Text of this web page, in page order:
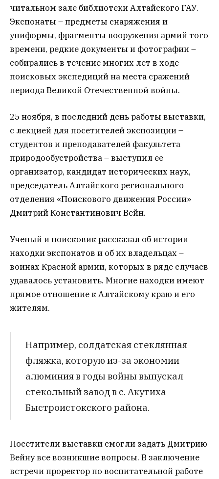
читальном зале библиотеки Алтайского ГАУ.
Экспонаты – предметы снаряжения и
униформы, фрагменты вооружения армий того
времени, редкие документы и фотографии –
собирались в течение многих лет в ходе
поисковых экспедиций на места сражений
периода Великой Отечественной войны.
25 ноября, в последний день работы выставки,
с лекцией для посетителей экспозиции –
студентов и преподавателей факультета
природообустройства – выступил ее
организатор, кандидат исторических наук,
председатель Алтайского регионального
отделения «Поискового движения России»
Дмитрий Константинович Вейн.
Ученый и поисковик рассказал об истории
находки экспонатов и об их владельцах –
воинах Красной армии, которых в ряде случаев
удавалось установить. Многие находки имеют
прямое отношение к Алтайскому краю и его
жителям.
Например, солдатская стеклянная
фляжка, которую из-за экономии
алюминия в годы войны выпускал
стекольный завод в с. Акутиха
Быстроистокского района.
Посетители выставки смогли задать Дмитрию
Вейну все возникшие вопросы. В заключение
встречи проректор по воспитательной работе